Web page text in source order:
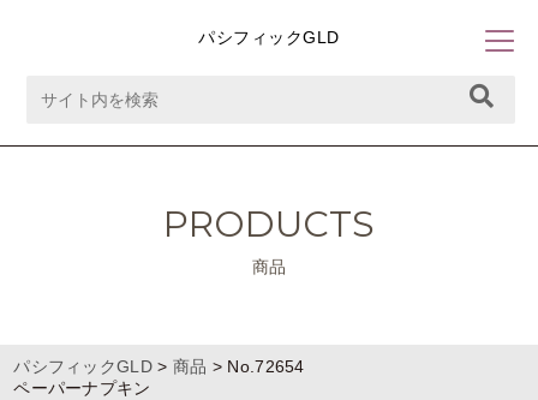
パシフィックGLD
PRODUCTS
商品
パシフィックGLD> 商品 > No.72654
ペーパーナプキン